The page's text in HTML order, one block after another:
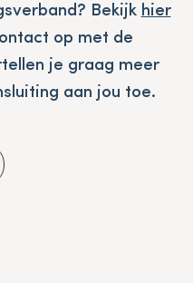
Bekijk hier
op met de
je graag meer
aan jou toe.